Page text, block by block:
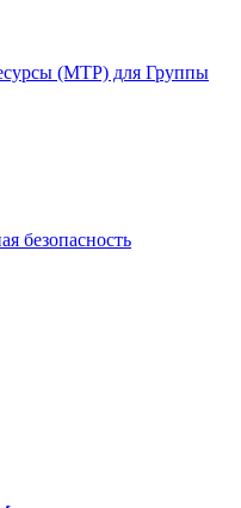
(МТР) для Группы
безопасность